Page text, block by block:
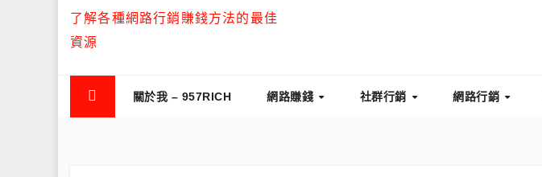
了解各種網路行銷賺錢方法的最佳
資源
關於我 – 957RICH 網路賺錢 社群行銷 網路行銷